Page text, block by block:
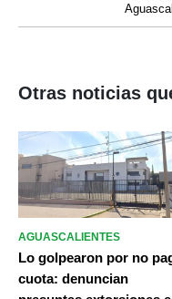
Otras noticias
AGUASCALIENTES
Lo golpearon por no
cuota: denuncian